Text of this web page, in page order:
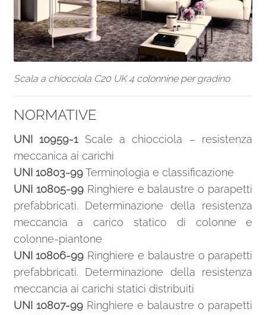
Scala a chiocciola C20 UK 4 colonnine per gradino
NORMATIVE
UNI 10959-1Scale a chiocciola – resistenza
meccanica ai carichi
UNI 10803-99Terminologia e classificazione
UNI 10805-99Ringhiere e balaustre o parapetti
prefabbricati. Determinazione della resistenza
meccancia a carico statico di colonne e
colonne-piantone
UNI 10806-99 Ringhiere e balaustre o parapetti
prefabbricati. Determinazione della resistenza
meccancia ai carichi statici distribuiti
UNI 10807-99Ringhiere e balaustre o parapetti